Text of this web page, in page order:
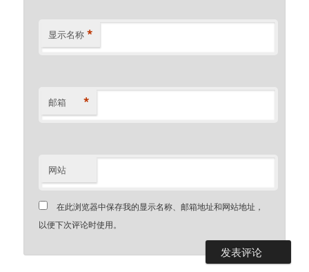
显示名称 *
邮箱 *
网站
在此浏览器中保存我的显示名称、邮箱地址和网站地址，
以便下次评论时使用。